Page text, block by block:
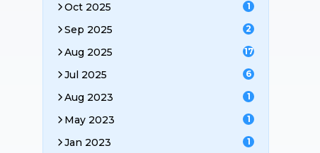
Oct 2025 1
Sep 2025 2
Aug 2025 17
Jul 2025 6
Aug 2023 1
May 2023 1
Jan 2023 1